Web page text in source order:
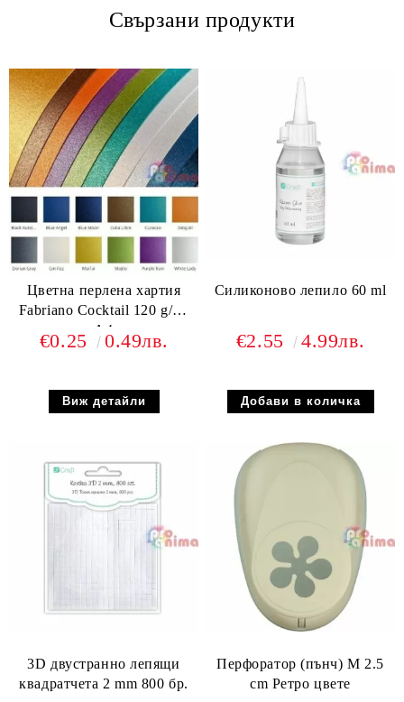
Свързани продукти
Цветна перлена хартия
Fabriano Cocktail 120 g/m²
A4
€0.25 0.49лв.
Виж детайли
Силиконово лепило 60 ml
€2.55 4.99лв.
3D двустранно лепящи
квадратчета 2 mm 800 бр.
Перфоратор (пънч) М 2.5
cm Ретро цвете